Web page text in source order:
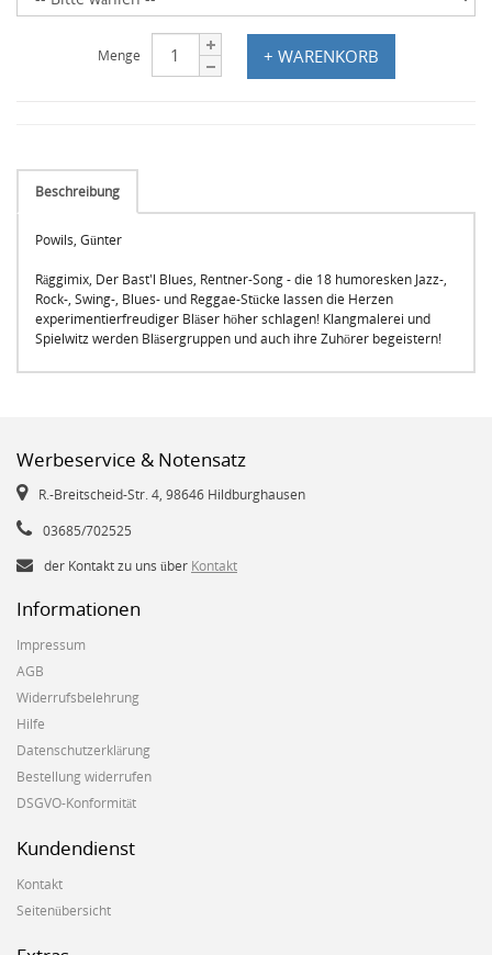
Menge + WARENKORB
Beschreibung
Powils, Günter
Räggimix, Der Bast'l Blues, Rentner-Song - die 18 humoresken Jazz-,
Rock-, Swing-, Blues- und Reggae-Stücke lassen die Herzen
experimentierfreudiger Bläser höher schlagen! Klangmalerei und
Spielwitz werden Bläsergruppen und auch ihre Zuhörer begeistern!
Werbeservice & Notensatz
R.-Breitscheid-Str. 4, 98646 Hildburghausen
03685/702525
der Kontakt zu uns über Kontakt
Informationen
Impressum
AGB
Widerrufsbelehrung
Hilfe
Datenschutzerklärung
Bestellung widerrufen
DSGVO-Konformität
Kundendienst
Kontakt
Seitenübersicht